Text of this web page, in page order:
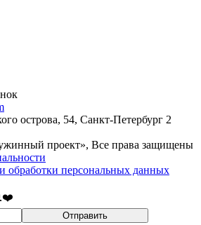
острова, 54, Санкт-Петербург 2
проект», Все права защищены
обработки персональных данных
Отправить